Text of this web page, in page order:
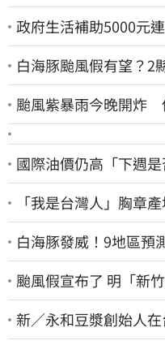
政府生活補助5000元
白海豚颱風假有望？2
颱風紫暴雨今晚開炸
國際油價仍高「下週
「我是台灣人」胸章
白海豚發威！9地區預
颱風假宣布了 明「新
新／永和豆漿創始人